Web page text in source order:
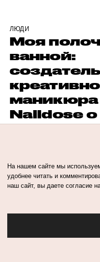
ЛЮДИ
Моя
ванной:
Naildose
кутикулы
ЛЮДИ
Моя
ванной:
любимой
для
На нашем сайте мы
удобнее читать и
наш сайт, вы даете согласие